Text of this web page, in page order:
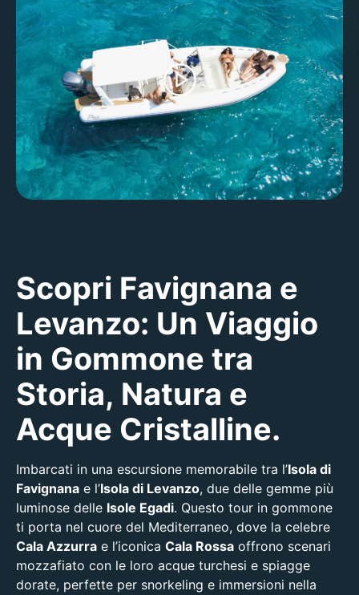
Scopri Favignana e
Levanzo: Un Viaggio
in Gommone tra
Storia, Natura e
Acque Cristalline.
Imbarcati in una escursione memorabile tra l’Isola di
Favignana e l’Isola di Levanzo, due delle gemme più
luminose delle Isole Egadi. Questo tour in gommone
ti porta nel cuore del Mediterraneo, dove la celebre
Cala Azzurra e l’iconica Cala Rossa offrono scenari
mozzafiato con le loro acque turchesi e spiagge
dorate, perfette per snorkeling e immersioni nella